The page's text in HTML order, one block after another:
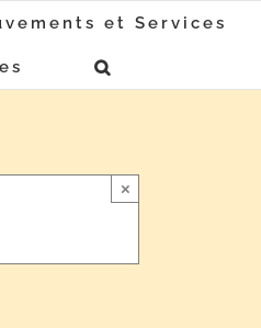
et Services
×